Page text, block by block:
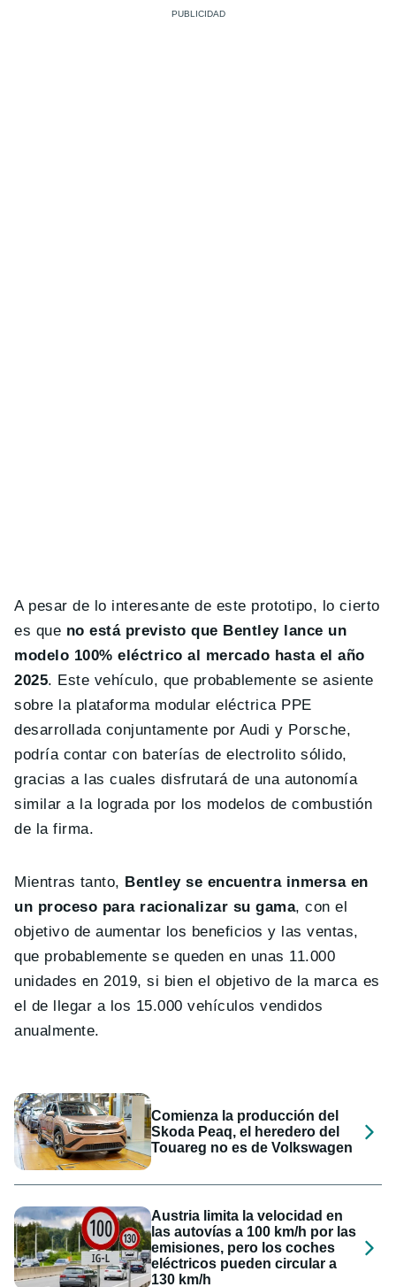
A pesar de lo interesante de este prototipo, lo cierto
es que no está previsto que Bentley lance un
modelo 100% eléctrico al mercado hasta el año
2025. Este vehículo, que probablemente se asiente
sobre la plataforma modular eléctrica PPE
desarrollada conjuntamente por Audi y Porsche,
podría contar con baterías de electrolito sólido,
gracias a las cuales disfrutará de una autonomía
similar a la lograda por los modelos de combustión
de la firma.
Mientras tanto, Bentley se encuentra inmersa en
un proceso para racionalizar su gama, con el
objetivo de aumentar los beneficios y las ventas,
que probablemente se queden en unas 11.000
unidades en 2019, si bien el objetivo de la marca es
el de llegar a los 15.000 vehículos vendidos
anualmente.
Comienza la producción del
Skoda Peaq, el heredero del
Touareg no es de Volkswagen
Austria limita la velocidad en
las autovías a 100 km/h por las
emisiones, pero los coches
eléctricos pueden circular a
130 km/h